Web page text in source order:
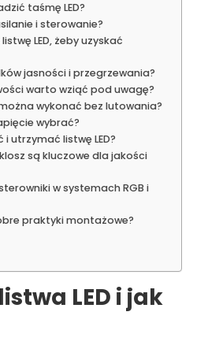
taśmę LED?
i sterowanie?
LED, żeby uzyskać
jasności i przegrzewania?
warto wziąć pod uwagę?
wykonać bez lutowania?
wybrać?
utrzymać listwę LED?
są kluczowe dla jakości
w systemach RGB i
praktyki montażowe?
LED i jak